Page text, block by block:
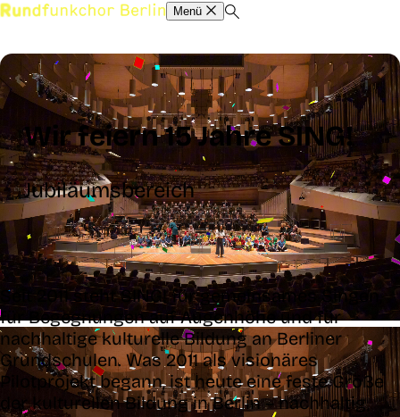
Menü
Wir feiern 15 Jahre SING!
Jubiläumsbereich
Seit 2011 steht SING! für gemeinsames Singen,
für Begegnungen auf Augenhöhe und für
nachhaltige kulturelle Bildung an Berliner
Grundschulen. Was 2011 als visionäres
Pilotprojekt begann, ist heute eine feste Größe
der kulturellen Bildung in Berlin – nachhaltig,